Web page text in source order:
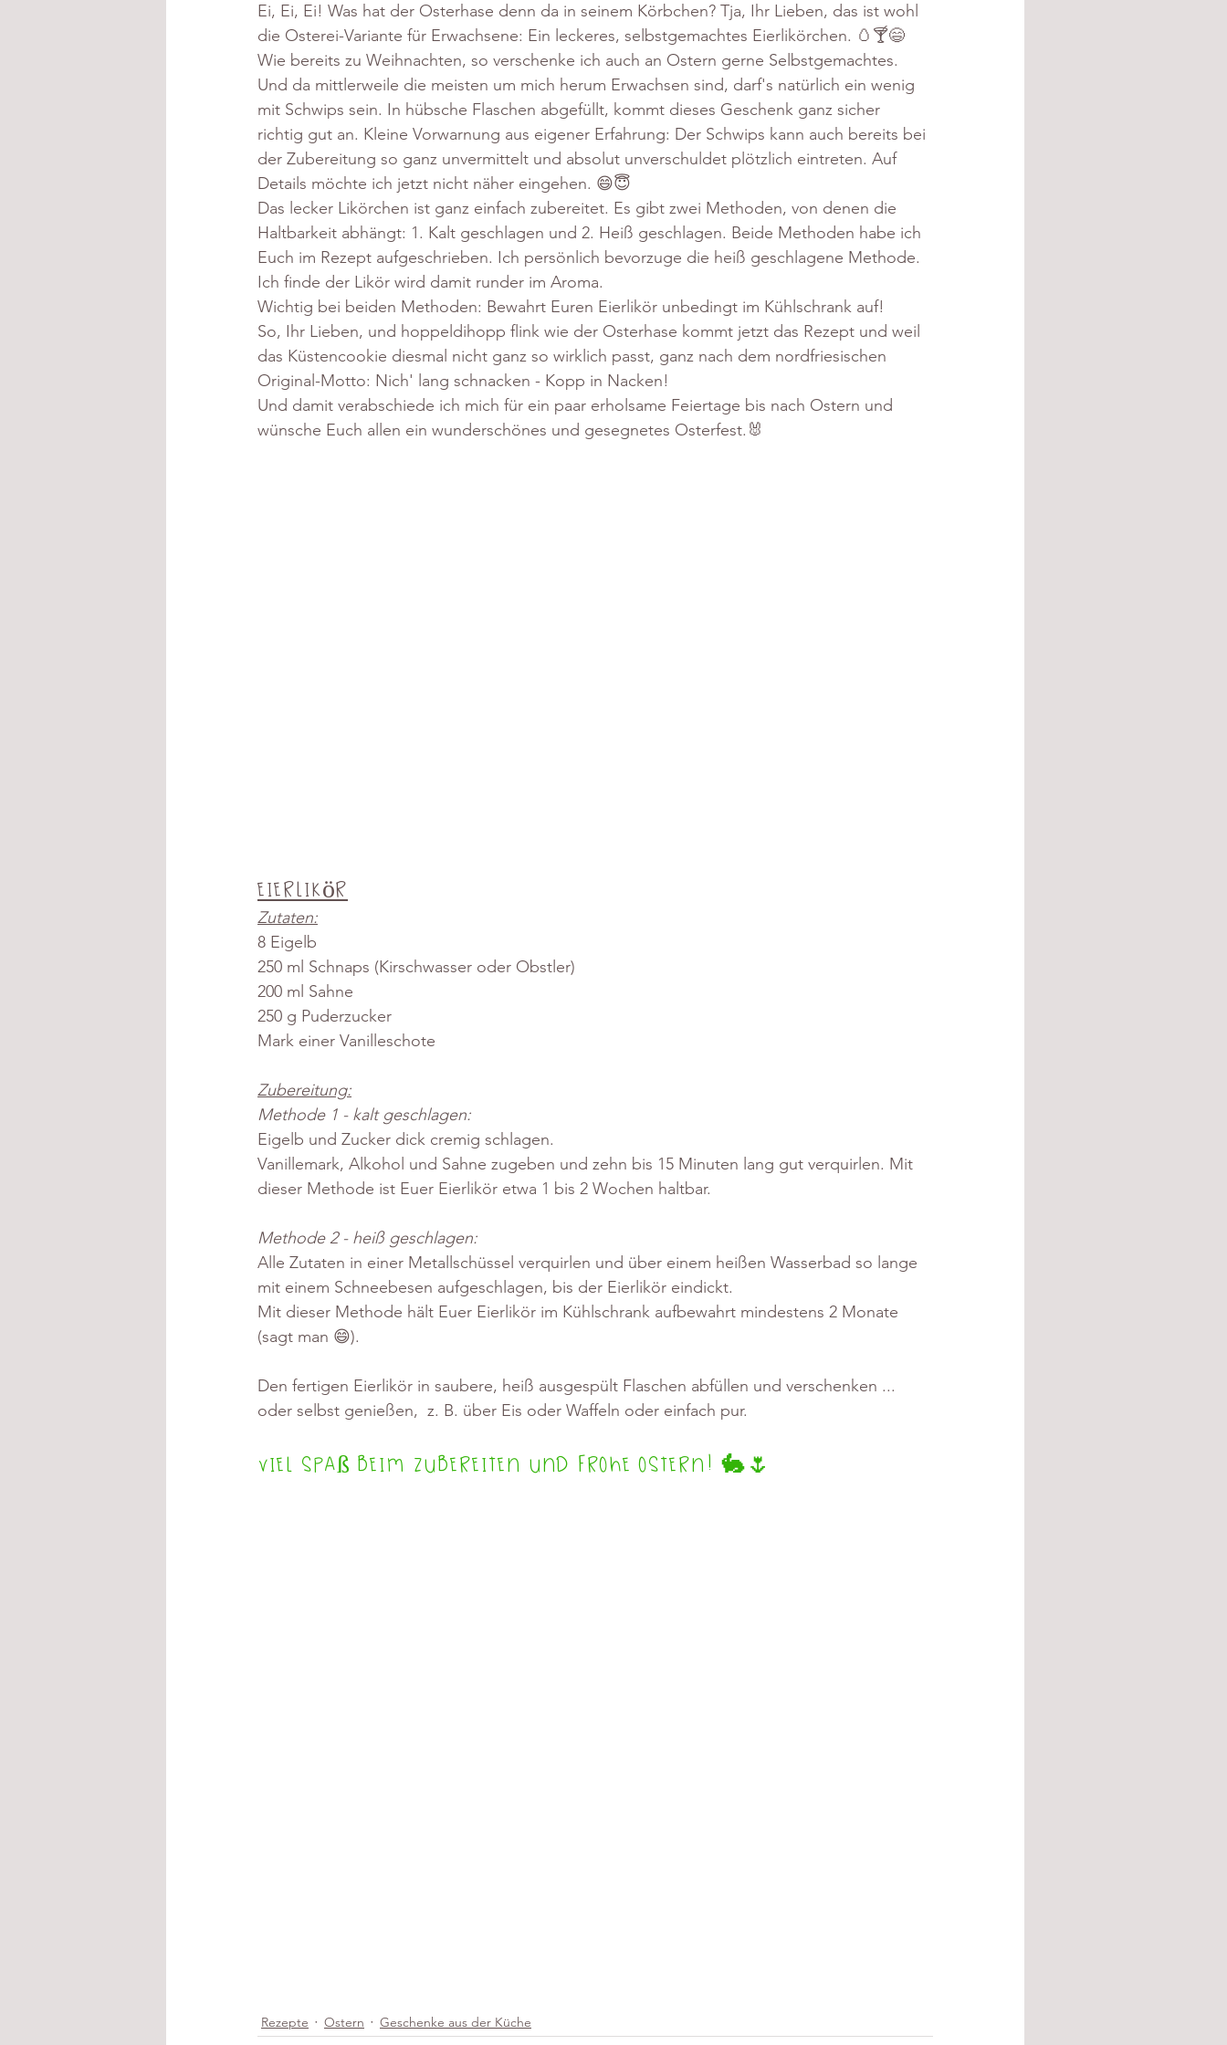
Ei, Ei, Ei! Was hat der Osterhase denn da in seinem Körbchen? Tja, Ihr Lieben, das ist wohl
die Osterei-Variante für Erwachsene: Ein leckeres, selbstgemachtes Eierlikörchen. 🥚🍸😄
Wie bereits zu Weihnachten, so verschenke ich auch an Ostern gerne Selbstgemachtes.
Und da mittlerweile die meisten um mich herum Erwachsen sind, darf's natürlich ein wenig
mit Schwips sein. In hübsche Flaschen abgefüllt, kommt dieses Geschenk ganz sicher
richtig gut an. Kleine Vorwarnung aus eigener Erfahrung: Der Schwips kann auch bereits bei
der Zubereitung so ganz unvermittelt und absolut unverschuldet plötzlich eintreten. Auf
Details möchte ich jetzt nicht näher eingehen. 😄😇
Das lecker Likörchen ist ganz einfach zubereitet. Es gibt zwei Methoden, von denen die
Haltbarkeit abhängt: 1. Kalt geschlagen und 2. Heiß geschlagen. Beide Methoden habe ich
Euch im Rezept aufgeschrieben. Ich persönlich bevorzuge die heiß geschlagene Methode.
Ich finde der Likör wird damit runder im Aroma.
Wichtig bei beiden Methoden: Bewahrt Euren Eierlikör unbedingt im Kühlschrank auf!
So, Ihr Lieben, und hoppeldihopp flink wie der Osterhase kommt jetzt das Rezept und weil
das Küstencookie diesmal nicht ganz so wirklich passt, ganz nach dem nordfriesischen
Original-Motto: Nich' lang schnacken - Kopp in Nacken!
Und damit verabschiede ich mich für ein paar erholsame Feiertage bis nach Ostern und
wünsche Euch allen ein wunderschönes und gesegnetes Osterfest.🐰
Eierlikör
Zutaten:
8 Eigelb
250 ml Schnaps (Kirschwasser oder Obstler)
200 ml Sahne
250 g Puderzucker
Mark einer Vanilleschote
Zubereitung:
Methode 1 - kalt geschlagen:
Eigelb und Zucker dick cremig schlagen.
Vanillemark, Alkohol und Sahne zugeben und zehn bis 15 Minuten lang gut verquirlen. Mit
dieser Methode ist Euer Eierlikör etwa 1 bis 2 Wochen haltbar.
Methode 2 - heiß geschlagen:
Alle Zutaten in einer Metallschüssel verquirlen und über einem heißen Wasserbad so lange
mit einem Schneebesen aufgeschlagen, bis der Eierlikör eindickt.
Mit dieser Methode hält Euer Eierlikör im Kühlschrank aufbewahrt mindestens 2 Monate
(sagt man 😄).
Den fertigen Eierlikör in saubere, heiß ausgespült Flaschen abfüllen und verschenken ...
oder selbst genießen,  z. B. über Eis oder Waffeln oder einfach pur.
Viel Spaß beim Zubereiten und frohe Ostern! 🐇🌷
Rezepte Ostern Geschenke aus der Küche